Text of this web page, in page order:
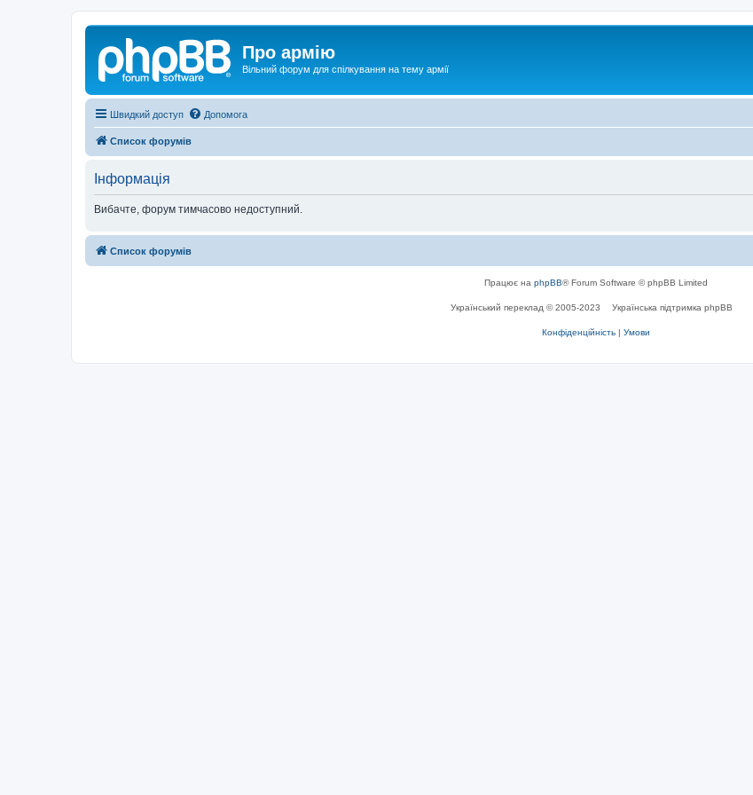
Про армію
Вільний форум для спілкування на тему армії
Швидкий доступ Допомога
Список форумів
Інформація
Вибачте, форум тимчасово недоступний.
Список форумів
Працює на phpBB® Forum Software © phpBB Limited
Український переклад © 2005-2023 Українська підтримка phpBB
Конфіденційність | Умови